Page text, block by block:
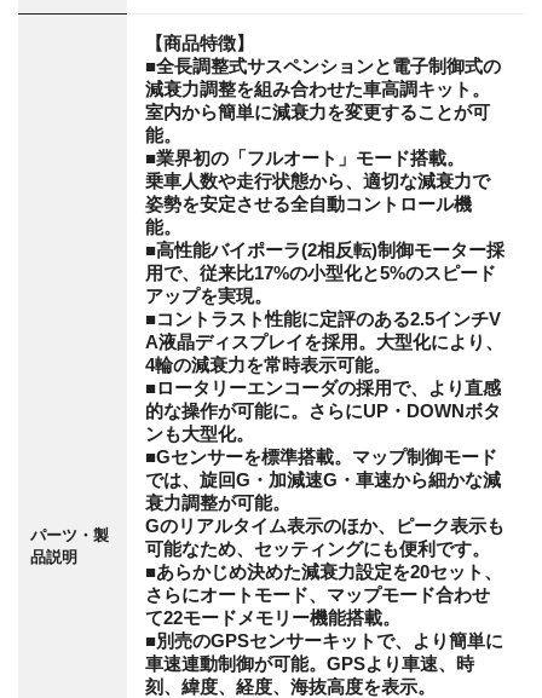
パーツ・製
品説明
【商品特徴】
■全長調整式サスペンションと電子制御式の
減衰力調整を組み合わせた車高調キット。
室内から簡単に減衰力を変更することが可
能。
■業界初の「フルオート」モード搭載。
乗車人数や走行状態から、適切な減衰力で
姿勢を安定させる全自動コントロール機
能。
■高性能バイポーラ(2相反転)制御モーター採
用で、従来比17%の小型化と5%のスピード
アップを実現。
■コントラスト性能に定評のある2.5インチV
A液晶ディスプレイを採用。大型化により、
4輪の減衰力を常時表示可能。
■ロータリーエンコーダの採用で、より直感
的な操作が可能に。さらにUP・DOWNボタ
ンも大型化。
■Gセンサーを標準搭載。マップ制御モード
では、旋回G・加減速G・車速から細かな減
衰力調整が可能。
Gのリアルタイム表示のほか、ピーク表示も
可能なため、セッティングにも便利です。
■あらかじめ決めた減衰力設定を20セット、
さらにオートモード、マップモード合わせ
て22モードメモリー機能搭載。
■別売のGPSセンサーキットで、より簡単に
車速連動制御が可能。GPSより車速、時
刻、緯度、経度、海抜高度を表示。